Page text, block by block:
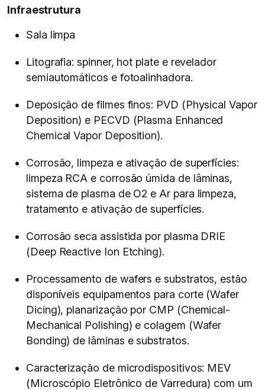
Infraestrutura
Sala limpa
Litografia: spinner, hot plate e revelador
semiautomáticos e fotoalinhadora.
Deposição de filmes finos: PVD (Physical Vapor
Deposition) e PECVD (Plasma Enhanced
Chemical Vapor Deposition).
Corrosão, limpeza e ativação de superfícies:
limpeza RCA e corrosão úmida de lâminas,
sistema de plasma de O2 e Ar para limpeza,
tratamento e ativação de superfícies.
Corrosão seca assistida por plasma DRIE
(Deep Reactive Ion Etching).
Processamento de wafers e substratos, estão
disponíveis equipamentos para corte (Wafer
Dicing), planarização por CMP (Chemical-
Mechanical Polishing) e colagem (Wafer
Bonding) de lâminas e substratos.
Caracterização de microdispositivos: MEV
(Microscópio Eletrônico de Varredura) com um